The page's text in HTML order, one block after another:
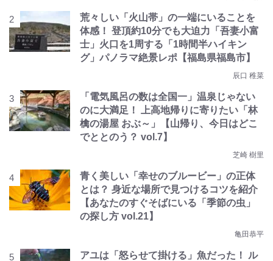
荒々しい「火山帯」の一端にいることを
体感！ 登頂約10分でも大迫力「吾妻小富
士」火口を1周する「1時間半ハイキン
グ」パノラマ絶景レポ【福島県福島市】
辰口 稚菜
「電気風呂の数は全国一」温泉じゃない
のに大満足！ 上高地帰りに寄りたい「林
檎の湯屋 おぶ～」【山帰り、今日はどこ
でととのう？ vol.7】
芝崎 樹里
青く美しい「幸せのブルービー」の正体
とは？ 身近な場所で見つけるコツを紹介
【あなたのすぐそばにいる「季節の虫」
の探し方 vol.21】
亀田恭平
アユは「怒らせて掛ける」魚だった！ ル